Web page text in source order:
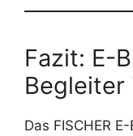
Fazit: E-
Begleiter
Das FISCHER